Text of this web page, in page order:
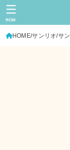
MENU
HOME サンリオ サ